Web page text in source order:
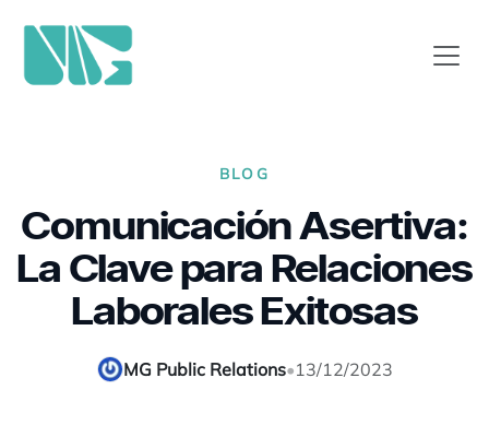
BLOG
Comunicación Asertiva:
La Clave para Relaciones
Laborales Exitosas
MG Public Relations•13/12/2023